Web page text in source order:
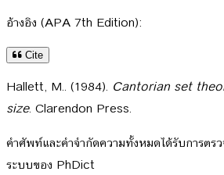
อ้างอิง (APA 7th Edition):
Cite
Hallett, M.. (1984). Cantorian set
size. Clarendon Press.
คำศัพท์และคำจำกัดความทั้งหมดได้รับการตร
ระบบของ PhDict